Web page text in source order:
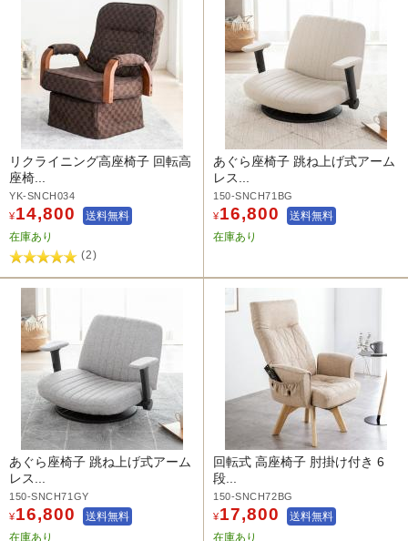
リクライニング高座椅子 回転高
座椅...
YK-SNCH034
¥14,800
送料無料
在庫あり
(2)
あぐら座椅子 跳ね上げ式アーム
レス...
150-SNCH71BG
¥16,800
送料無料
在庫あり
あぐら座椅子 跳ね上げ式アーム
レス...
150-SNCH71GY
¥16,800
送料無料
在庫あり
回転式 高座椅子 肘掛け付き 6
段...
150-SNCH72BG
¥17,800
送料無料
在庫あり